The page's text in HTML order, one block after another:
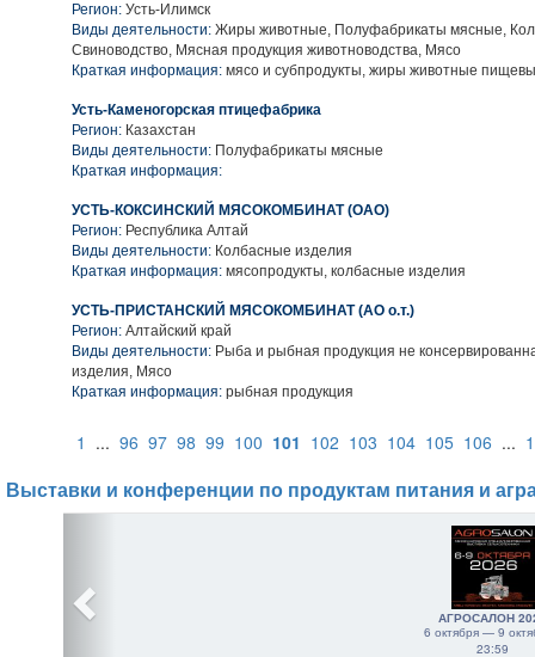
Регион: Усть-Илимск
Виды деятельности: Жиры животные, Полуфабрикаты мясные,
Свиноводство, Мясная продукция животноводства, Мясо
Краткая информация: мясо и субпродукты, жиры животные
Усть-Каменогорская птицефабрика
Регион: Казахстан
Виды деятельности: Полуфабрикаты мясные
Краткая информация:
УСТЬ-КОКСИНСКИЙ МЯСОКОМБИНАТ (ОАО)
Регион: Республика Алтай
Виды деятельности: Колбасные изделия
Краткая информация: мясопродукты, колбасные изделия
УСТЬ-ПРИСТАНСКИЙ МЯСОКОМБИНАТ (АО о.т.)
Регион: Алтайский край
Виды деятельности: Рыба и рыбная продукция не
изделия, Мясо
Краткая информация: рыбная продукция
1 ... 96 97 98 99 100 101 102 103 104 105 106 ...
Выставки и конференции по продуктам питания и
АГРОСАЛОН
6 октября — 9
23:59